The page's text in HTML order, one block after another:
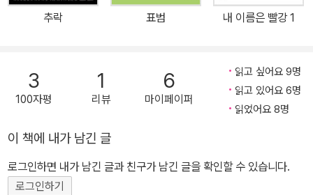
르키예는 제2차 세계대전 중 나치 독일에 전시 필수 광물인 크롬을
납품하면서도, 나치의 박해와 학살을 피해 망명처를 찾던 유대인 교
서 일하게 했다. 튀르키예의 서구화, 현대화를 이끌어갈 고급 인력을
양성하기 위해서였다. 그러나 유대인 난민을 태우고 표류하던 스트루
마호에는 너무나도 정치적이고 비인간적인 태도를 보였고 끝내 그들
예 내에서도 알려지지 않았던 실제 사건들이 언급된다. 2차대전 당시
튀르키예 정부는 중립을 선언하고도 내심 독일의 승리를 기대했고,
크림반도의 튀르키예계 민병대 ‘푸른 연대’가 독일 편에서 러시아와
추락 표범 내 이름은 빨강 1
3
100자평
1
리뷰
6
마이페이퍼
읽고 싶어요 9명
읽고 있어요 6명
읽었어요 8명
이 책에 내가 남긴 글
로그인하면 내가 남긴 글과 친구가 남긴 글을 확인할 수 있습니다.
로그인하기